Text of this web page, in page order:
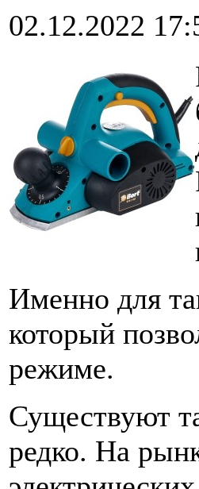
02.12.2022
Именно для
который
режиме.
Существуют
редко. На